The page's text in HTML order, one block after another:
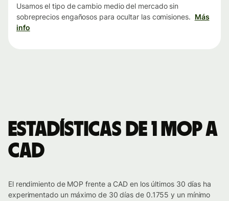
Usamos el tipo de cambio medio del mercado sin
sobreprecios engañosos para ocultar las comisiones. Más
info
Estadísticas de 1 MOP a
CAD
El rendimiento de MOP frente a CAD en los últimos 30 días ha
experimentado un máximo de 30 días de 0.1755 y un mínimo